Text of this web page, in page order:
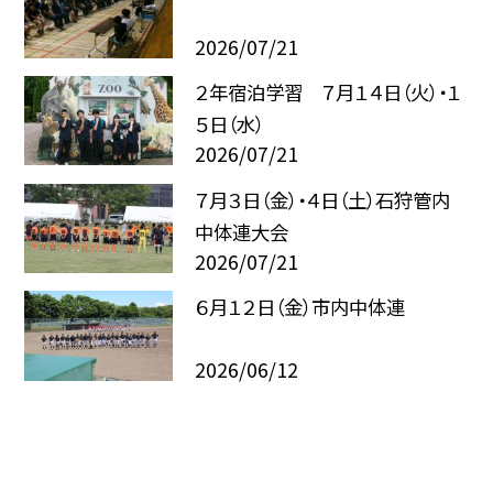
2026/07/21
２年宿泊学習 ７月１４日（火）・１
５日（水）
2026/07/21
７月３日（金）・４日（土）石狩管内
中体連大会
2026/07/21
６月１２日（金）市内中体連
2026/06/12